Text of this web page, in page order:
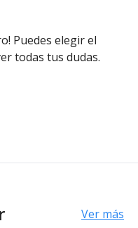
Puedes elegir el
todas tus dudas.
Ver más